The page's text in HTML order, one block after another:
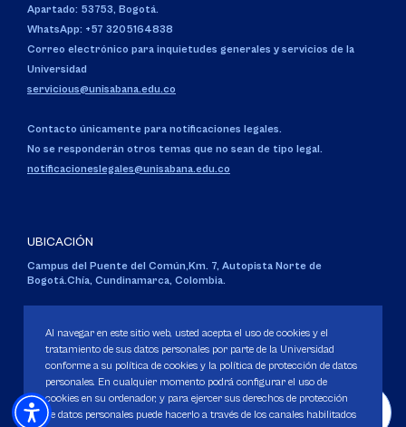
Apartado: 53753, Bogotá.
WhatsApp: +57 3205164838
Correo electrónico para inquietudes generales y servicios de la
Universidad
servicious@unisabana.edu.co
Contacto únicamente para notificaciones legales.
No se responderán otros temas que no sean de tipo legal.
notificacioneslegales@unisabana.edu.co
UBICACIÓN
Campus del Puente del Común,Km. 7, Autopista Norte de
Bogotá.Chía, Cundinamarca, Colombia.
Personería Jurídica:Resolución 130 del 14 de enero de 1980.
Ministerio de Educación Nacional.
Al navegar en este sitio web, usted acepta el uso de cookies y el
tratamiento de sus datos personales por parte de la Universidad
conforme a su política de cookies y la política de protección de datos
personales. En cualquier momento podrá configurar el uso de
cookies en su ordenador, y para ejercer sus derechos de protección
de datos personales puede hacerlo a través de los canales habilitados